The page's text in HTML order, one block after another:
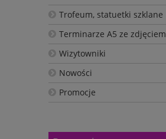
Trofeum, statuetki szklane
Terminarze A5 ze zdjęciem
Wizytowniki
Nowości
Promocje